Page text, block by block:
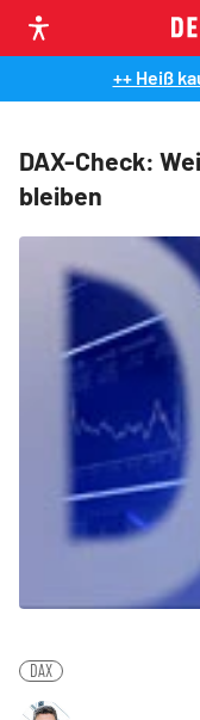
++ Heiß
DAX-Check:
bleiben
DAX